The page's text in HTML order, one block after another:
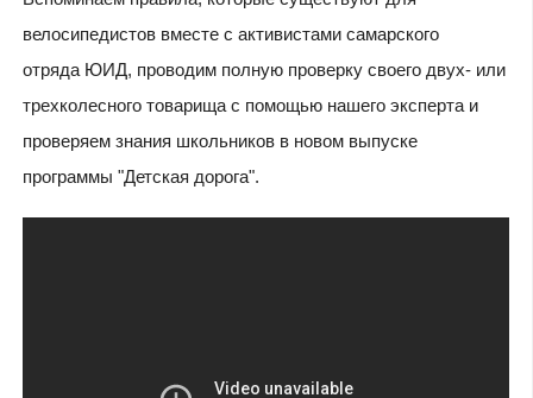
велосипедистов вместе с активистами самарского
отряда ЮИД, проводим полную проверку своего двух- или
трехколесного товарища с помощью нашего эксперта и
проверяем знания школьников в новом выпуске
программы "Детская дорога".